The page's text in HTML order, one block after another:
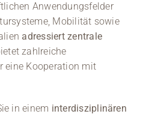
Anwendungsfelder
Mobilität sowie
adressiert zentrale
zahlreiche
eine Kooperation mit
in einem interdisziplinären